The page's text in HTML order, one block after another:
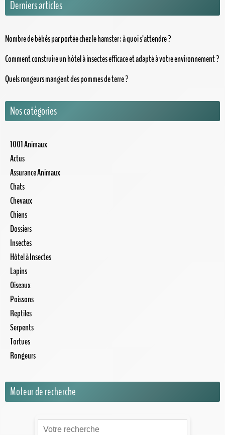
Derniers articles
Nombre de bébés par portée chez le hamster : à quoi s’attendre ?
Comment construire un hôtel à insectes efficace et adapté à votre environnement ?
Quels rongeurs mangent des pommes de terre ?
Nos catégories
1001 Animaux
Actus
Assurance Animaux
Chats
Chevaux
Chiens
Dossiers
Insectes
Hôtel à Insectes
Lapins
Oiseaux
Poissons
Reptiles
Serpents
Tortues
Rongeurs
Moteur de recherche